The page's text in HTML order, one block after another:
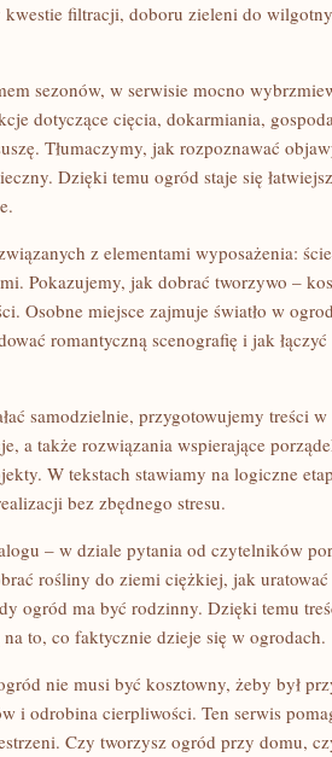
kwestie filtracji, doboru zieleni do
sezonów, w serwisie mocno
dotyczące cięcia, dokarmiania,
Tłumaczymy, jak rozpoznawać
Dzięki temu ogród staje się
z elementami wyposażenia:
Pokazujemy, jak dobrać tworzywo –
Osobne miejsce zajmuje światło w
romantyczną scenografię i jak
samodzielnie, przygotowujemy treści
a także rozwiązania wspierające
W tekstach stawiamy na logiczne
bez zbędnego stresu.
– w dziale pytania od czytelników
rośliny do ziemi ciężkiej, jak
ogród ma być rodzinny. Dzięki temu
to, co faktycznie dzieje się w ogrodach.
nie musi być kosztowny, żeby był
i odrobina cierpliwości. Ten serwis
Czy tworzysz ogród przy domu,